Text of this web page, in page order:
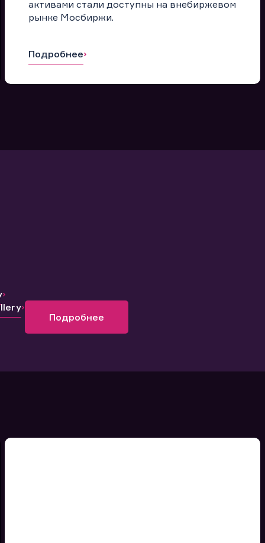
активами стали доступны на внебиржевом
рынке Мосбиржи.
Подробнее
Подробнее